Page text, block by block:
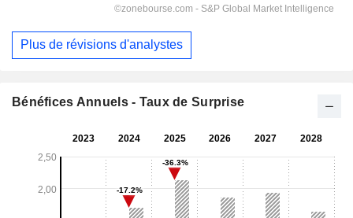
Plus de révisions d'analystes
Bénéfices Annuels - Taux de Surprise